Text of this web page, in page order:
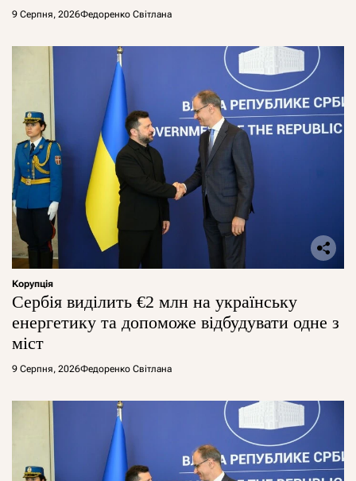
9 Серпня, 2026Федоренко Світлана
Корупція
Сербія виділить €2 млн на українську
енергетику та допоможе відбудувати одне з
міст
9 Серпня, 2026Федоренко Світлана